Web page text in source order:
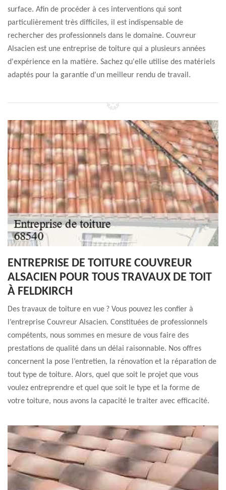
surface. Afin de procéder à ces interventions qui sont
particulièrement très difficiles, il est indispensable de
rechercher des professionnels dans le domaine. Couvreur
Alsacien est une entreprise de toiture qui a plusieurs années
d'expérience en la matière. Sachez qu'elle utilise des matériels
adaptés pour la garantie d'un meilleur rendu de travail.
ENTREPRISE DE TOITURE COUVREUR
ALSACIEN POUR TOUS TRAVAUX DE TOIT
À FELDKIRCH
Des travaux de toiture en vue ? Vous pouvez les confier à
l’entreprise Couvreur Alsacien. Constituées de professionnels
compétents, nous sommes en mesure de vous faire des
prestations de qualité dans un délai raisonnable. Nos offres
concernent la pose l’entretien, la rénovation et la réparation de
tout type de toiture. Alors, quel que soit le projet que vous
voulez entreprendre et quel que soit le type et la forme de
votre toiture, nous avons la capacité le traiter avec efficacité.